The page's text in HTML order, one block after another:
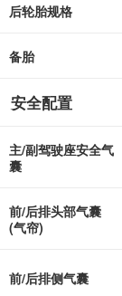
后轮胎规格
备胎
安全配置
主/副驾驶座安全气
囊
前/后排头部气囊
(气帘)
前/后排侧气囊